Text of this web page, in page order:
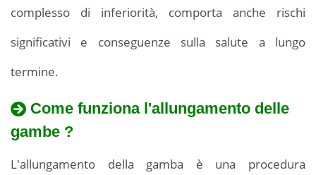
di
qualità.
con
nostra
estetica.
accessibili
per
procedura
complesso di inferiorità, comporta anche rischi
significativi e conseguenze sulla salute a lungo
termine.
Come funziona l'allungamento delle
gambe ?
L'allungamento della gamba è una procedura